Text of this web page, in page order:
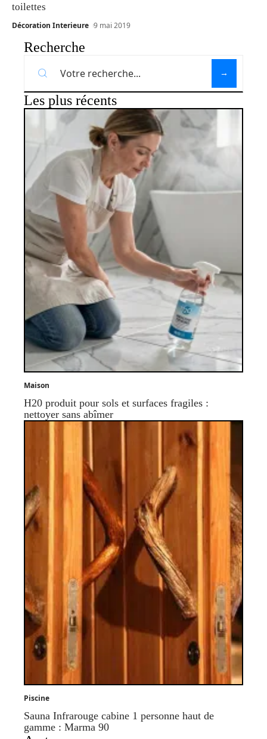
toilettes
Décoration Interieure 9 mai 2019
Recherche
Les plus récents
Maison
H20 produit pour sols et surfaces fragiles :
nettoyer sans abîmer
Piscine
Sauna Infrarouge cabine 1 personne haut de
gamme : Marma 90